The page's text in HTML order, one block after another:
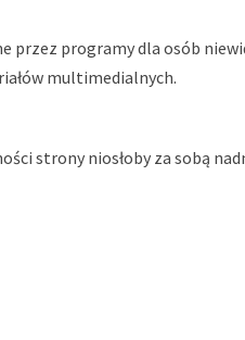
przez programy dla osób
multimedialnych.
strony niosłoby za sobą